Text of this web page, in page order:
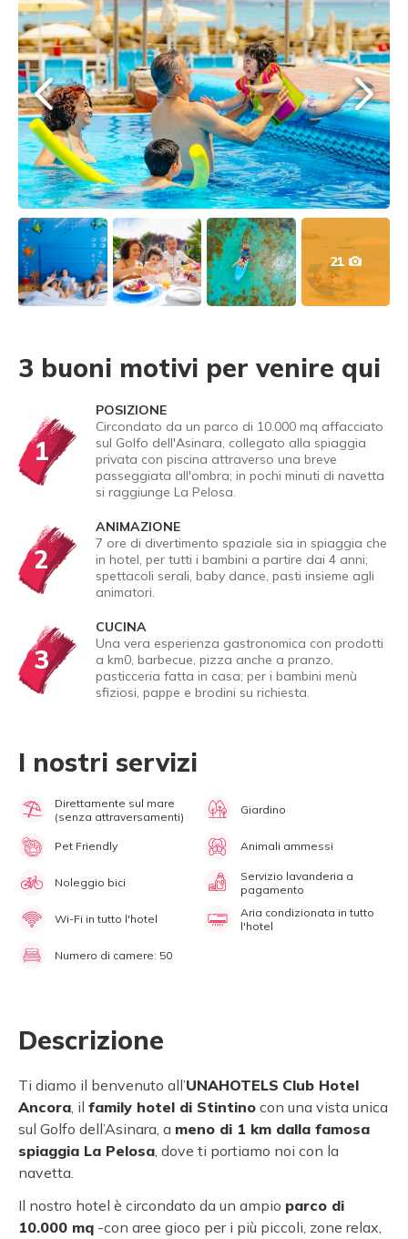
21
3 buoni motivi per venire qui
1
POSIZIONE
Circondato da un parco di 10.000 mq affacciato
sul Golfo dell'Asinara, collegato alla spiaggia
privata con piscina attraverso una breve
passeggiata all'ombra; in pochi minuti di navetta
si raggiunge La Pelosa.
2
ANIMAZIONE
7 ore di divertimento spaziale sia in spiaggia che
in hotel, per tutti i bambini a partire dai 4 anni;
spettacoli serali, baby dance, pasti insieme agli
animatori.
3
CUCINA
Una vera esperienza gastronomica con prodotti
a km0, barbecue, pizza anche a pranzo,
pasticceria fatta in casa; per i bambini menù
sfiziosi, pappe e brodini su richiesta.
I nostri servizi
Direttamente sul mare
(senza attraversamenti)
Giardino
Pet Friendly Animali ammessi
Noleggio bici
Servizio lavanderia a
pagamento
Wi-Fi in tutto l'hotel
Aria condizionata in tutto
l'hotel
Numero di camere: 50
Descrizione
Ti diamo il benvenuto all’UNAHOTELS Club Hotel
Ancora, il family hotel di Stintino con una vista unica
sul Golfo dell’Asinara, a meno di 1 km dalla famosa
spiaggia La Pelosa, dove ti portiamo noi con la
navetta.
Il nostro hotel è circondato da un ampio parco di
10.000 mq -con aree gioco per i più piccoli, zone relax,